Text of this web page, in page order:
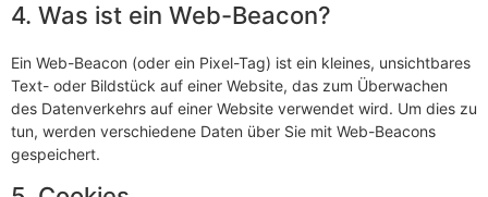
4. Was ist ein Web-Beacon?
Ein Web-Beacon (oder ein Pixel-Tag) ist ein kleines, unsichtbares
Text- oder Bildstück auf einer Website, das zum Überwachen
des Datenverkehrs auf einer Website verwendet wird. Um dies zu
tun, werden verschiedene Daten über Sie mit Web-Beacons
gespeichert.